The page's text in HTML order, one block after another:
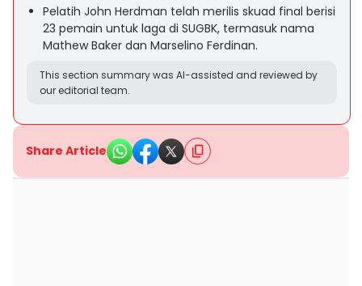
Pelatih John Herdman telah merilis skuad final berisi
23 pemain untuk laga di SUGBK, termasuk nama
Mathew Baker dan Marselino Ferdinan.
This section summary was AI-assisted and reviewed by
our editorial team.
Share Article